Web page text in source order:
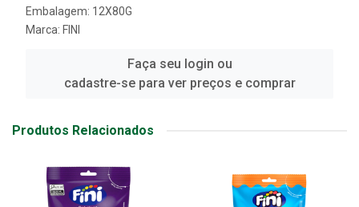
Embalagem: 12X80G
Marca: FINI
Faça seu login ou
cadastre-se para ver preços e comprar
Produtos Relacionados